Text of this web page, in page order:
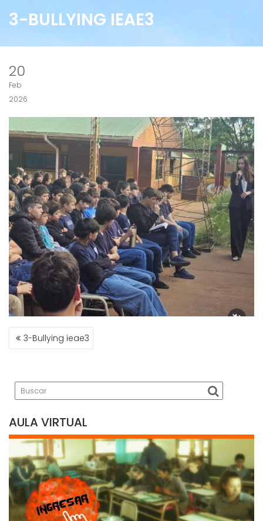
3-BULLYING IEAE3
20
Feb
2026
NAVEGACIÓN
DE3-Bullying ieae3
AULA VIRTUAL